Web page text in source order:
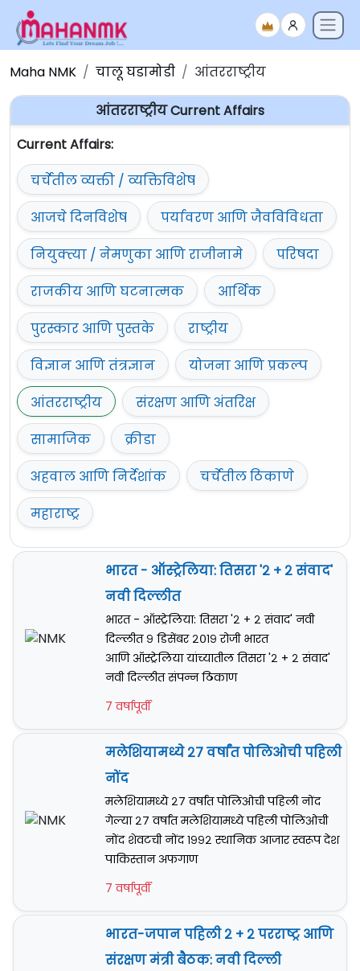
Maha NMK चालू घडामोडी आंतरराष्ट्रीय
आंतरराष्ट्रीय Current Affairs
Current Affairs:
चर्चेतील व्यक्ती / व्यक्तिविशेष
आजचे दिनविशेष
पर्यावरण आणि जैवविविधता
नियुक्त्या / नेमणुका आणि राजीनामे
परिषदा
राजकीय आणि घटनात्मक
आर्थिक
पुरस्कार आणि पुस्तके
राष्ट्रीय
विज्ञान आणि तंत्रज्ञान
योजना आणि प्रकल्प
आंतरराष्ट्रीय
संरक्षण आणि अंतरिक्ष
सामाजिक
क्रीडा
अहवाल आणि निर्देशांक
चर्चेतील ठिकाणे
महाराष्ट्र
भारत - ऑस्ट्रेलिया: तिसरा '२ + २ संवाद'
नवी दिल्लीत
भारत - ऑस्ट्रेलिया: तिसरा '२ + २ संवाद' नवी
दिल्लीत ९ डिसेंबर २०१९ रोजी भारत
आणि ऑस्ट्रेलिया यांच्यातील तिसरा '२ + २ संवाद'
नवी दिल्लीत संपन्न ठिकाण
7 वर्षापूर्वी
मलेशियामध्ये २७ वर्षांत पोलिओची पहिली
नोंद
मलेशियामध्ये २७ वर्षांत पोलिओची पहिली नोंद
गेल्या २७ वर्षांत मलेशियामध्ये पहिली पोलिओची
नोंद शेवटची नोंद १९९२ स्थानिक आजार स्वरूप देश
पाकिस्तान अफगाण
7 वर्षापूर्वी
भारत-जपान पहिली २ + २ परराष्ट्र आणि
संरक्षण मंत्री बैठक: नवी दिल्ली